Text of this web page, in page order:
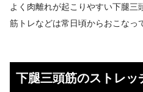
よく肉離れが起こりやすい下腿
筋トレなどは常日頃からおこなっ
下腿三頭筋のストレッ